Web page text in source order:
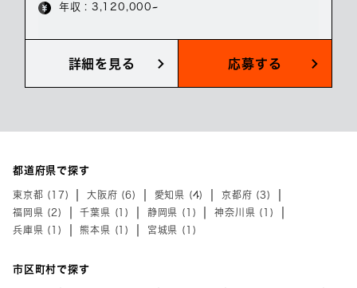
年収 : 3,120,000~
詳細を見る 応募する
都道府県で探す
東京都 (17) 大阪府 (6) 愛知県 (4)
京都府 (3)
福岡県 (2)
千葉県 (1) 静岡県 (1)
神奈川県 (1)
兵庫県 (1)
熊本県 (1) 宮城県 (1)
市区町村で探す